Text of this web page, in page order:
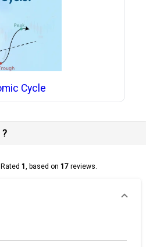
Cycle
?
Rated 1 , based on 17reviews.